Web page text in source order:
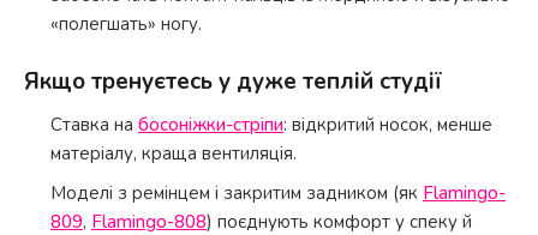
«полегшать» ногу.
Якщо тренуєтесь у дуже теплій студії
Ставка на босоніжки-стріпи: відкритий носок, менше
матеріалу, краща вентиляція.
Моделі з ремінцем і закритим задником (як Flamingo-
809, Flamingo-808) поєднують комфорт у спеку й